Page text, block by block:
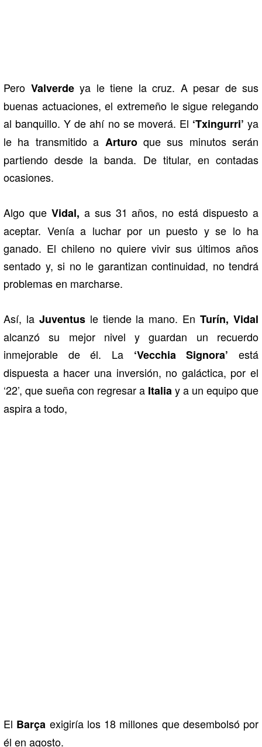
Pero Valverdeya le tiene la cruz. A pesar de sus
buenas actuaciones, el extremeño le sigue relegando
al banquillo. Y de ahí no se moverá. El ‘Txingurri’ ya
le ha transmitido a Arturoque sus minutos serán
partiendo desde la banda. De titular, en contadas
ocasiones.
Algo que Vidal, a sus 31 años, no está dispuesto a
aceptar. Venía a luchar por un puesto y se lo ha
ganado. El chileno no quiere vivir sus últimos años
sentado y, si no le garantizan continuidad, no tendrá
problemas en marcharse.
Así, la Juventusle tiende la mano. EnTurín, Vidal
alcanzó su mejor nivel y guardan un recuerdo
inmejorable de él. La ‘Vecchia Signora’ está
dispuesta a hacer una inversión, no galáctica, por el
‘22’, que sueña con regresar a Italiay a un equipo que
aspira a todo,
El Barça exigiría los 18 millones que desembolsó por
él en agosto.